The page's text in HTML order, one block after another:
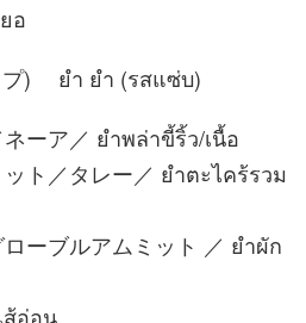
อ
プ) ยำ ยำ (รสแซ่บ)
ーア／ ยำพล่าขี้ริ้ว/เนื้อ
ト／タレー／ ยำตะไคร้รวม
ーブルアムミット ／ ยำผัก
ส้อ่อน